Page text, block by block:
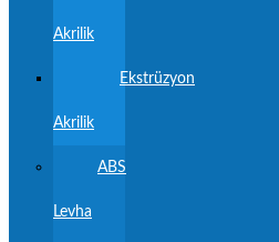
Akrilik
Ekstrüzyon
Akrilik
ABS
Levha